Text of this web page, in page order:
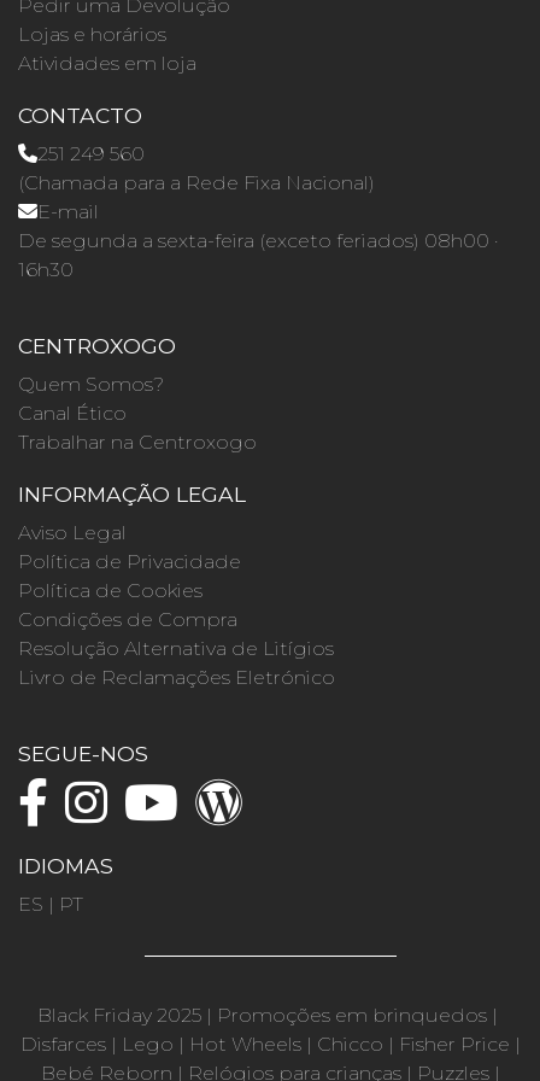
Pedir uma Devolução
Lojas e horários
Atividades em loja
CONTACTO
251 249 560
(Chamada para a Rede Fixa Nacional)
E-mail
De segunda a sexta-feira (exceto feriados) 08h00 ·
16h30
CENTROXOGO
Quem Somos?
Canal Ético
Trabalhar na Centroxogo
INFORMAÇÃO LEGAL
Aviso Legal
Política de Privacidade
Política de Cookies
Condições de Compra
Resolução Alternativa de Litígios
Livro de Reclamações Eletrónico
SEGUE-NOS
IDIOMAS
ES | PT
Black Friday 2025 | Promoções em brinquedos |
Disfarces| Lego | Hot Wheels| Chicco | Fisher Price |
Bebé Reborn | Relógios para crianças| Puzzles|